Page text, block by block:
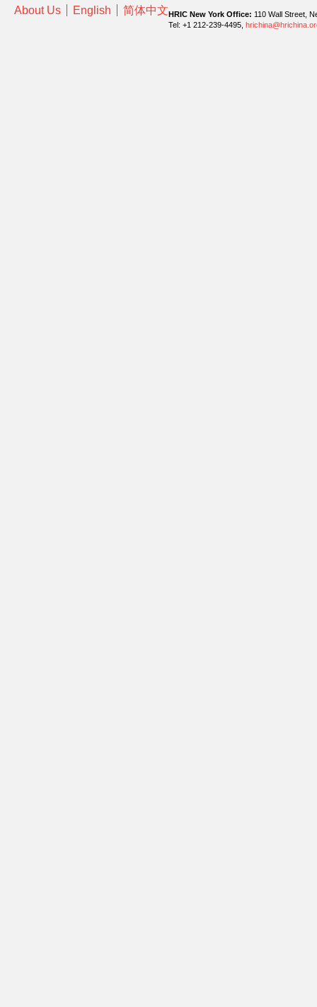
About Us English 简体中文HRIC New York Office: 110 Wall Street,
Tel: +1 212-239-4495,